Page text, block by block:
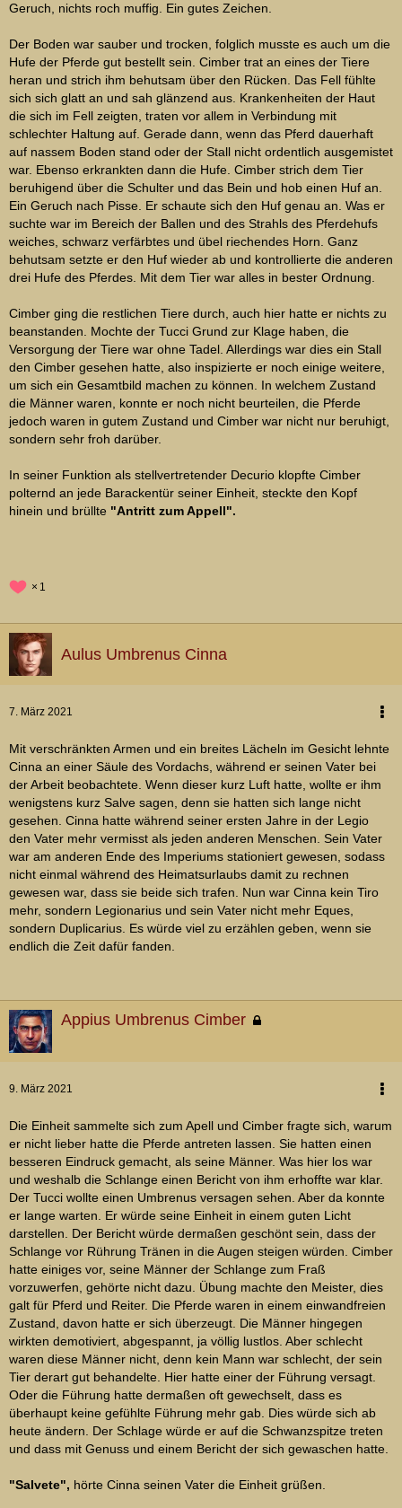
Geruch, nichts roch muffig. Ein gutes Zeichen.
Der Boden war sauber und trocken, folglich musste es auch um die
Hufe der Pferde gut bestellt sein. Cimber trat an eines der Tiere
heran und strich ihm behutsam über den Rücken. Das Fell fühlte
sich sich glatt an und sah glänzend aus. Krankenheiten der Haut
die sich im Fell zeigten, traten vor allem in Verbindung mit
schlechter Haltung auf. Gerade dann, wenn das Pferd dauerhaft
auf nassem Boden stand oder der Stall nicht ordentlich ausgemistet
war. Ebenso erkrankten dann die Hufe. Cimber strich dem Tier
beruhigend über die Schulter und das Bein und hob einen Huf an.
Ein Geruch nach Pisse. Er schaute sich den Huf genau an. Was er
suchte war im Bereich der Ballen und des Strahls des Pferdehufs
weiches, schwarz verfärbtes und übel riechendes Horn. Ganz
behutsam setzte er den Huf wieder ab und kontrollierte die anderen
drei Hufe des Pferdes. Mit dem Tier war alles in bester Ordnung.
Cimber ging die restlichen Tiere durch, auch hier hatte er nichts zu
beanstanden. Mochte der Tucci Grund zur Klage haben, die
Versorgung der Tiere war ohne Tadel. Allerdings war dies ein Stall
den Cimber gesehen hatte, also inspizierte er noch einige weitere,
um sich ein Gesamtbild machen zu können. In welchem Zustand
die Männer waren, konnte er noch nicht beurteilen, die Pferde
jedoch waren in gutem Zustand und Cimber war nicht nur beruhigt,
sondern sehr froh darüber.
In seiner Funktion als stellvertretender Decurio klopfte Cimber
polternd an jede Barackentür seiner Einheit, steckte den Kopf
hinein und brüllte "Antritt zum Appell".
1
Aulus Umbrenus Cinna
7. März 2021
Mit verschränkten Armen und ein breites Lächeln im Gesicht lehnte
Cinna an einer Säule des Vordachs, während er seinen Vater bei
der Arbeit beobachtete. Wenn dieser kurz Luft hatte, wollte er ihm
wenigstens kurz Salve sagen, denn sie hatten sich lange nicht
gesehen. Cinna hatte während seiner ersten Jahre in der Legio
den Vater mehr vermisst als jeden anderen Menschen. Sein Vater
war am anderen Ende des Imperiums stationiert gewesen, sodass
nicht einmal während des Heimatsurlaubs damit zu rechnen
gewesen war, dass sie beide sich trafen. Nun war Cinna kein Tiro
mehr, sondern Legionarius und sein Vater nicht mehr Eques,
sondern Duplicarius. Es würde viel zu erzählen geben, wenn sie
endlich die Zeit dafür fanden.
Appius Umbrenus Cimber
9. März 2021
Die Einheit sammelte sich zum Apell und Cimber fragte sich, warum
er nicht lieber hatte die Pferde antreten lassen. Sie hatten einen
besseren Eindruck gemacht, als seine Männer. Was hier los war
und weshalb die Schlange einen Bericht von ihm erhoffte war klar.
Der Tucci wollte einen Umbrenus versagen sehen. Aber da konnte
er lange warten. Er würde seine Einheit in einem guten Licht
darstellen. Der Bericht würde dermaßen geschönt sein, dass der
Schlange vor Rührung Tränen in die Augen steigen würden. Cimber
hatte einiges vor, seine Männer der Schlange zum Fraß
vorzuwerfen, gehörte nicht dazu. Übung machte den Meister, dies
galt für Pferd und Reiter. Die Pferde waren in einem einwandfreien
Zustand, davon hatte er sich überzeugt. Die Männer hingegen
wirkten demotiviert, abgespannt, ja völlig lustlos. Aber schlecht
waren diese Männer nicht, denn kein Mann war schlecht, der sein
Tier derart gut behandelte. Hier hatte einer der Führung versagt.
Oder die Führung hatte dermaßen oft gewechselt, dass es
überhaupt keine gefühlte Führung mehr gab. Dies würde sich ab
heute ändern. Der Schlage würde er auf die Schwanzspitze treten
und dass mit Genuss und einem Bericht der sich gewaschen hatte.
"Salvete", hörte Cinna seinen Vater die Einheit grüßen.